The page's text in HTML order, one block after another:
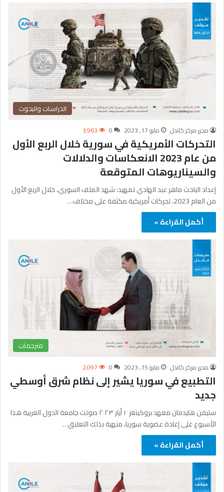
الدراسات والبحوث
محرر مركز كاندل مايو 17, 2023 0 3٬963
التحركات الأمريكية في سورية خلال الربع الأول
من عام 2023 الانعكاسات والدلالات
والسيناريوهات المتوقعة
إعداد الباحث ماهر عبد الهادي تمهيد: شهد الملف السوري، خلال الربع الأول
من العام 2023، تحركات أمريكية مكثفة على مختلف…
أكمل القراءة »
مترجمات
محرر مركز كاندل مايو 15, 2023 0 2٬097
التطبيع في سوريا يشير إلى نظام شرق أوسطي
جديد
ستيفن هايدمان معهد بروكينغز ١٠ أيار ٢٠٢٣ صوتت جامعة الدول العربية هذا
الأسبوع على إعادة عضوية سوريا، منهية بذلك التعليق…
أكمل القراءة »